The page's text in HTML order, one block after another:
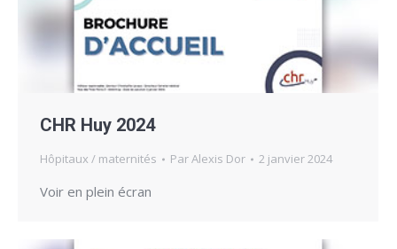
CHR Huy 2024
Hôpitaux / maternités ParAlexis Dor 2 janvier 2024
Voir en plein écran